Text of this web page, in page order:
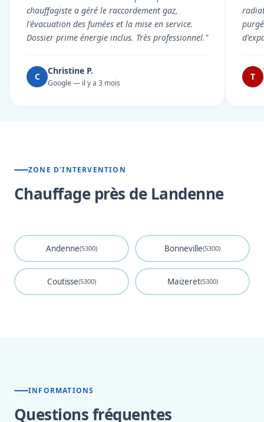
chauffagiste a géré le raccordement gaz,
l'évacuation des fumées et la mise en service.
Dossier prime énergie inclus. Très professionnel."
C
Christine P.
Google — il y a 3 mois
T
ZONE D'INTERVENTION
Chauffage près de Landenne
Andenne(5300) Bonneville(5300)
Coutisse(5300) Maizeret(5300)
INFORMATIONS
Questions fréquentes